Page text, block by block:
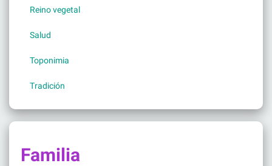
Reino vegetal
Salud
Toponimia
Tradición
Familia